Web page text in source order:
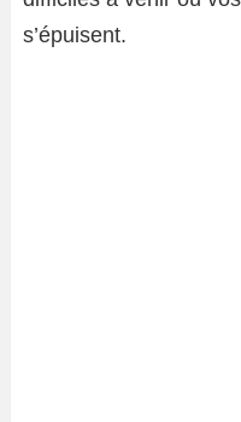
s’épuisent.